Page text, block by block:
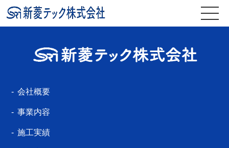
会社概要
事業内容
施工実績